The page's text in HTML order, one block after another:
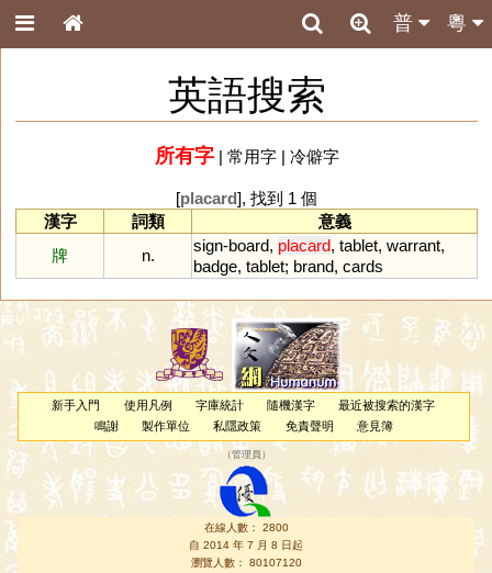
粵
普
英語搜索
所有字| 常用字| 冷僻字
[placard], 找到 1 個
漢字
詞類
意義
牌
n.
sign-board, placard, tablet, warrant,
badge, tablet; brand, cards
新手入門 使用凡例 字庫統計 隨機漢字
最近被搜索的漢字
鳴謝
製作單位 私隱政策 免責聲明 意見簿
（管理員 ）
在線人數： 2800
自 2014 年 7 月 8 日起
瀏覽人數： 80107120